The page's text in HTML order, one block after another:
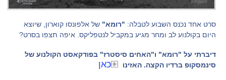
סרט אחד נכנס השבוע לטבלה: "רומא" של אלפונסו קוארון, שיוצא
היום בקולנוע לב ומחר מגיע במקביל לנטפליקס. איפה תצפו בסרט?
דיברתי על "רומא" ו"האחים סיסטרז" בפודקאסט הקולנוע של
סינמסקופ ברדיו הקצה. האזינו
כאן